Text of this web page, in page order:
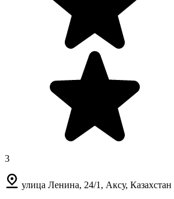
3
улица Ленина, 24/1, Аксу, Казахстан